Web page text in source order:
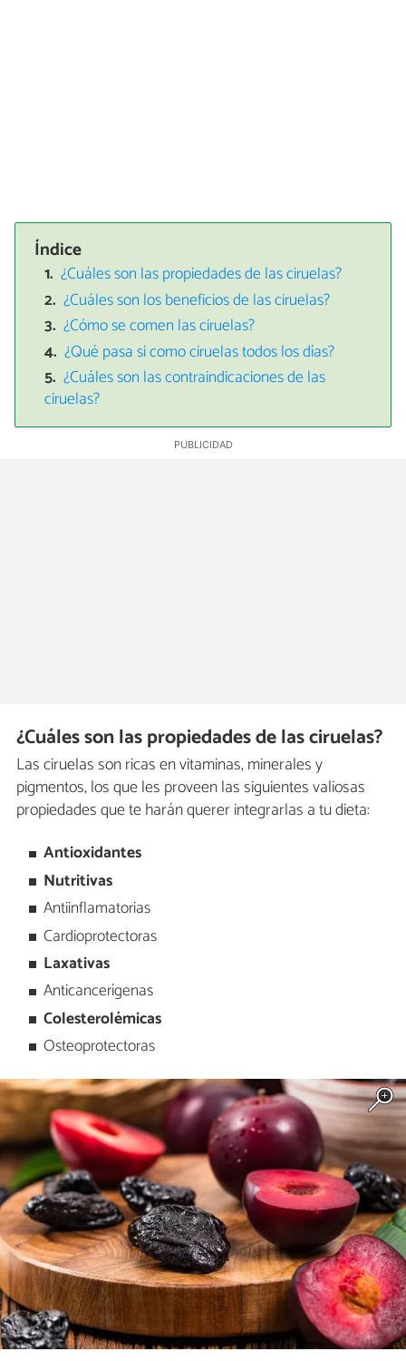
Índice
¿Cuáles son las propiedades de las ciruelas?
¿Cuáles son los beneficios de las ciruelas?
¿Cómo se comen las ciruelas?
¿Qué pasa si como ciruelas todos los días?
¿Cuáles son las contraindicaciones de las
ciruelas?
¿Cuáles son las propiedades de las ciruelas?
Las ciruelas son ricas en vitaminas, minerales y
pigmentos, los que les proveen las siguientes valiosas
propiedades que te harán querer integrarlas a tu dieta:
Antioxidantes
Nutritivas
Antiinflamatorias
Cardioprotectoras
Laxativas
Anticancerígenas
Colesterolémicas
Osteoprotectoras